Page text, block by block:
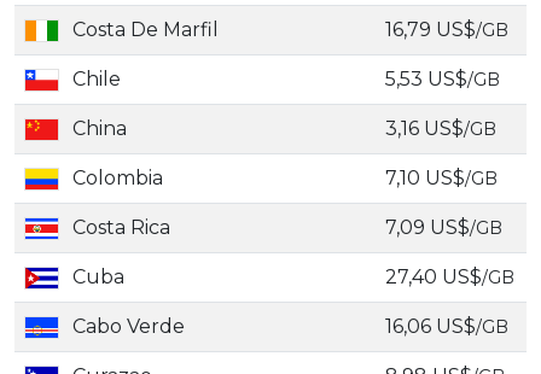
Costa De Marfil 16,79 US$/GB
Chile 5,53 US$/GB
China 3,16 US$/GB
Colombia 7,10 US$/GB
Costa Rica 7,09 US$/GB
Cuba 27,40 US$/GB
Cabo Verde 16,06 US$/GB